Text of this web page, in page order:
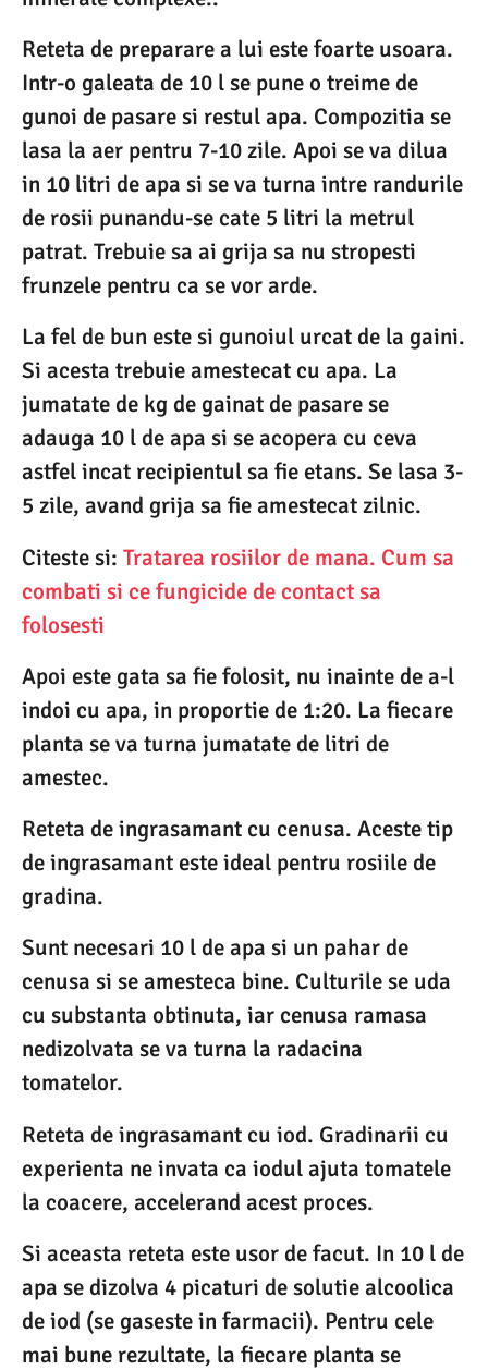
Reteta de preparare a lui este foarte usoara.
Intr-o galeata de 10 l se pune o treime de
gunoi de pasare si restul apa. Compozitia se
lasa la aer pentru 7-10 zile. Apoi se va dilua
in 10 litri de apa si se va turna intre randurile
de rosii punandu-se cate 5 litri la metrul
patrat. Trebuie sa ai grija sa nu stropesti
frunzele pentru ca se vor arde.
La fel de bun este si gunoiul urcat de la gaini.
Si acesta trebuie amestecat cu apa. La
jumatate de kg de gainat de pasare se
adauga 10 l de apa si se acopera cu ceva
astfel incat recipientul sa fie etans. Se lasa 3-
5 zile, avand grija sa fie amestecat zilnic.
Citeste si: Tratarea rosiilor de mana. Cum sa
combati si ce fungicide de contact sa
folosesti
Apoi este gata sa fie folosit, nu inainte de a-l
indoi cu apa, in proportie de 1:20. La fiecare
planta se va turna jumatate de litri de
amestec.
Reteta de ingrasamant cu cenusa. Aceste tip
de ingrasamant este ideal pentru rosiile de
gradina.
Sunt necesari 10 l de apa si un pahar de
cenusa si se amesteca bine. Culturile se uda
cu substanta obtinuta, iar cenusa ramasa
nedizolvata se va turna la radacina
tomatelor.
Reteta de ingrasamant cu iod. Gradinarii cu
experienta ne invata ca iodul ajuta tomatele
la coacere, accelerand acest proces.
Si aceasta reteta este usor de facut. In 10 l de
apa se dizolva 4 picaturi de solutie alcoolica
de iod (se gaseste in farmacii). Pentru cele
mai bune rezultate, la fiecare planta se